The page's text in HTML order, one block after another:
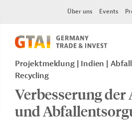
Über uns Events
Projektmeldung Indien
Recycling
Verbesserung der
und